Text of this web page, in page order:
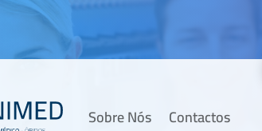
Sobre Nós Contactos